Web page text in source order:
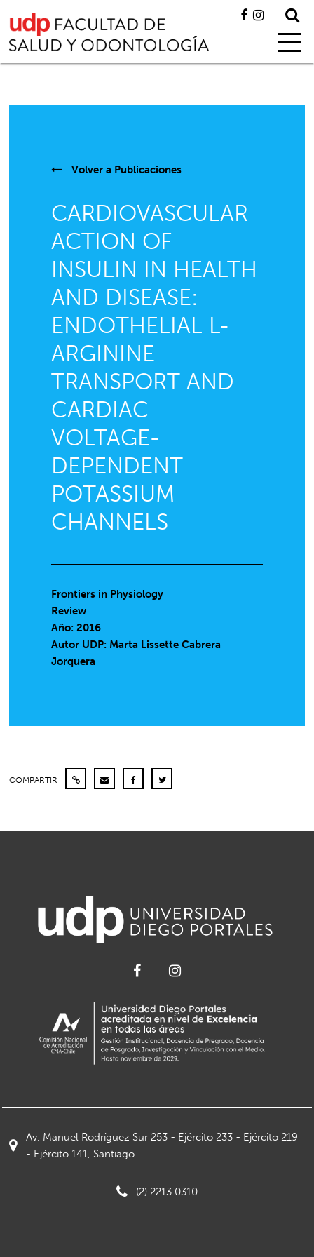
Volver a Publicaciones
CARDIOVASCULAR
ACTION OF
INSULIN IN HEALTH
AND DISEASE:
ENDOTHELIAL L-
ARGININE
TRANSPORT AND
CARDIAC
VOLTAGE-
DEPENDENT
POTASSIUM
CHANNELS
Frontiers in Physiology
Review
Año: 2016
Autor UDP: Marta Lissette Cabrera
Jorquera
COMPARTIR
Av. Manuel Rodríguez Sur 253 - Ejército 233 - Ejército 219
- Ejército 141, Santiago.
(2) 2213 0310